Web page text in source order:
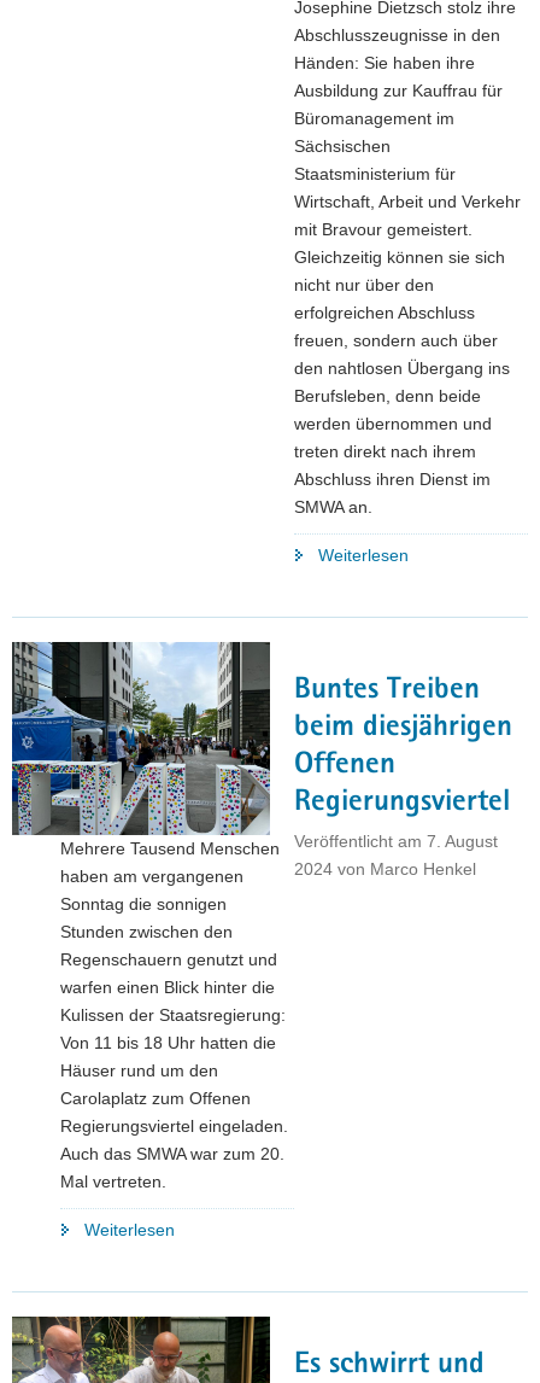
Josephine Dietzsch stolz ihre
Abschlusszeugnisse in den
Händen: Sie haben ihre
Ausbildung zur Kauffrau für
Büromanagement im
Sächsischen
Staatsministerium für
Wirtschaft, Arbeit und Verkehr
mit Bravour gemeistert.
Gleichzeitig können sie sich
nicht nur über den
erfolgreichen Abschluss
freuen, sondern auch über
den nahtlosen Übergang ins
Berufsleben, denn beide
werden übernommen und
treten direkt nach ihrem
Abschluss ihren Dienst im
SMWA an.
Weiterlesen
Buntes Treiben
beim diesjährigen
Offenen
Regierungsviertel
Veröffentlicht am 7. August
2024 von Marco Henkel
Mehrere Tausend Menschen
haben am vergangenen
Sonntag die sonnigen
Stunden zwischen den
Regenschauern genutzt und
warfen einen Blick hinter die
Kulissen der Staatsregierung:
Von 11 bis 18 Uhr hatten die
Häuser rund um den
Carolaplatz zum Offenen
Regierungsviertel eingeladen.
Auch das SMWA war zum 20.
Mal vertreten.
Weiterlesen
diesjährigen
Offenen
Regierungsviertel"Es schwirrt und